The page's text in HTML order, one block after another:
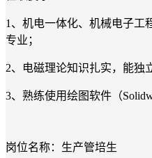
1、机电一体化、机械电子工
专业；
2、电磁理论知识扎实，能独
3、熟练使用绘图软件（
岗位名称：生产管培生